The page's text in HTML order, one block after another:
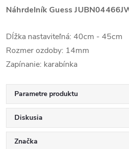
Náhrdelník Guess
Dĺžka nastaviteľná: 40cm - 45cm
Rozmer ozdoby: 14mm
Zapínanie: karabínka
Parametre produktu
Diskusia
Značka